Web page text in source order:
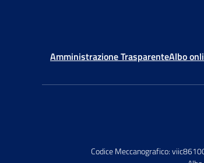
Amministrazione TrasparenteAlbo
Codice Meccanografico: